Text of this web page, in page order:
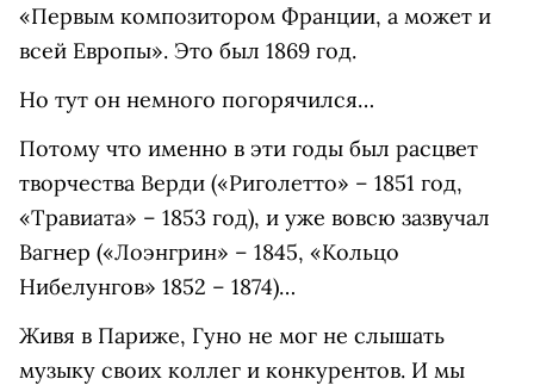
«Первым композитором Франции, а может и
всей Европы». Это был 1869 год.
Но тут он немного погорячился…
Потому что именно в эти годы был расцвет
творчества Верди («Риголетто» – 1851 год,
«Травиата» – 1853 год), и уже вовсю зазвучал
Вагнер («Лоэнгрин» – 1845, «Кольцо
Нибелунгов» 1852 – 1874)…
Живя в Париже, Гуно не мог не слышать
музыку своих коллег и конкурентов. И мы